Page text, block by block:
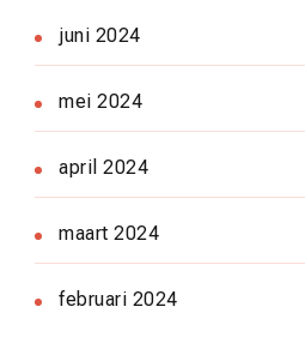
juni 2024
mei 2024
april 2024
maart 2024
februari 2024